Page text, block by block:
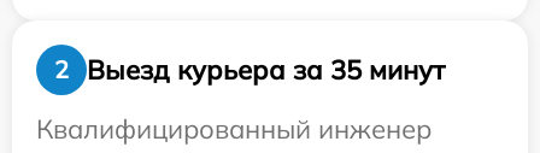
2
Выезд курьера за 35 минут
Квалифицированный инженер